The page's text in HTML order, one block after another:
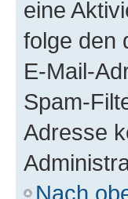
eine
folge den
E-Mail-
Spam-
Adresse
Nach